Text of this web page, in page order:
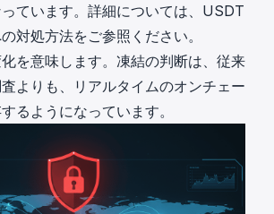
ています。詳細については、 USDT
対処方法をご参照ください。
を意味します。凍結の判断は、従来
よりも、リアルタイムのオンチェー
るようになっています。